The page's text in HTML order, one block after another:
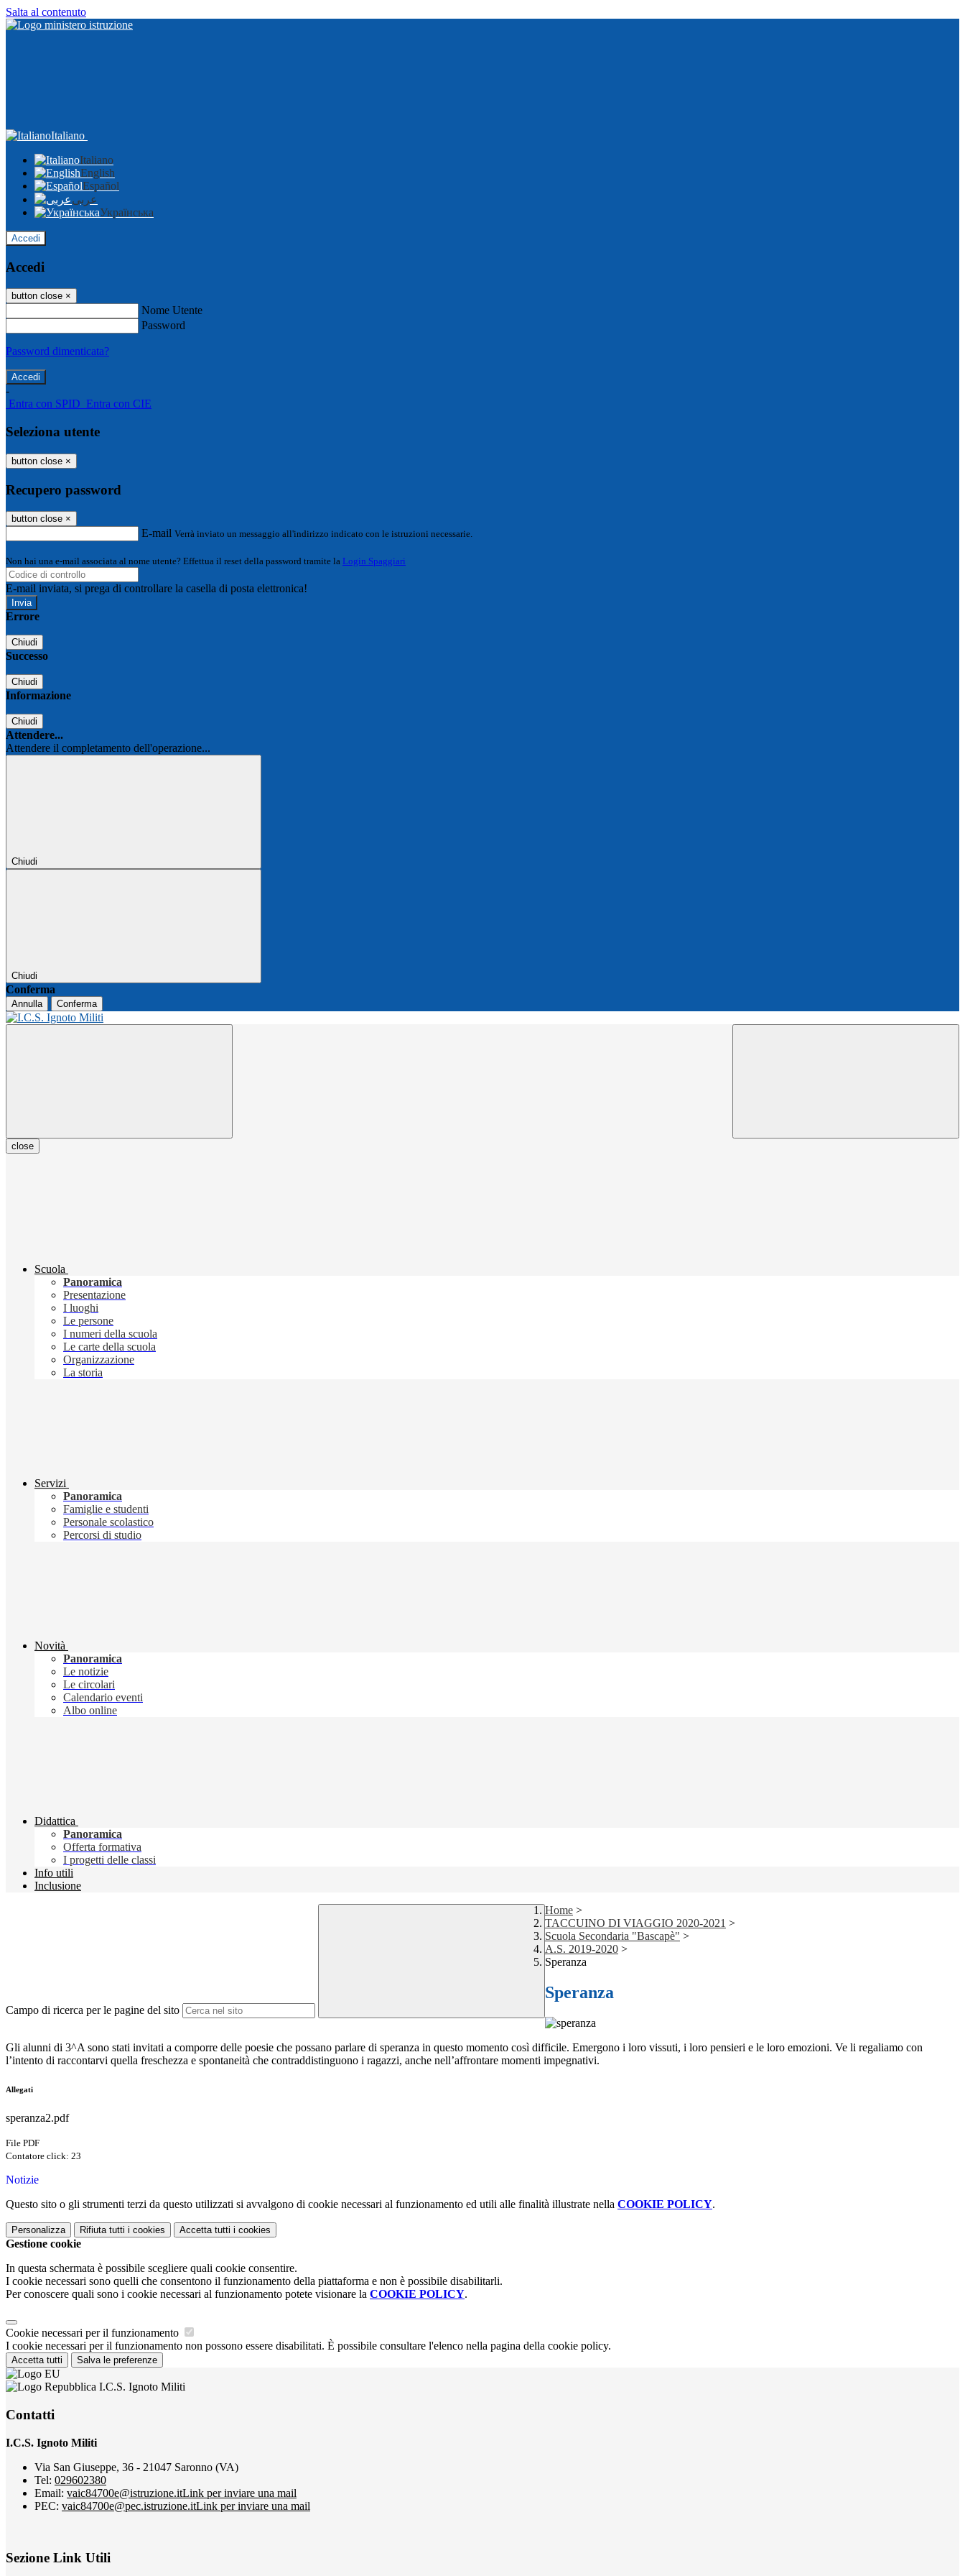
Salta al contenuto
Italiano
Italiano
English
Español
عربى
Українська
Accedi
Accedi
button close ×
Nome Utente
Password
Password dimenticata?
-
Entra con SPID Entra con CIE
Seleziona utente
button close ×
Recupero password
button close ×
E-mail Verrà inviato un messaggio all'indirizzo indicato con le istruzioni necessarie.
Non hai una e-mail associata al nome utente? Effettua il reset della password tramite la Login Spaggiari
E-mail inviata, si prega di controllare la casella di posta elettronica!
Errore
Chiudi
Successo
Chiudi
Informazione
Chiudi
Attendere...
Attendere il completamento dell'operazione...
Chiudi
Chiudi
Conferma
Annulla Conferma
close
Scuola
Panoramica
Presentazione
I luoghi
Le persone
I numeri della scuola
Le carte della scuola
Organizzazione
La storia
Servizi
Panoramica
Famiglie e studenti
Personale scolastico
Percorsi di studio
Novità
Panoramica
Le notizie
Le circolari
Calendario eventi
Albo online
Didattica
Panoramica
Offerta formativa
I progetti delle classi
Info utili
Inclusione
Campo di ricerca per le pagine del sito
Home >
TACCUINO DI VIAGGIO 2020-2021 >
Scuola Secondaria "Bascapè" >
A.S. 2019-2020 >
Speranza
Speranza
Gli alunni di 3^A sono stati invitati a comporre delle poesie che possano parlare di speranza in questo momento così difficile. Emergono i loro vissuti, i loro pensieri e le loro emozioni. Ve li regaliamo con
l’intento di raccontarvi quella freschezza e spontaneità che contraddistinguono i ragazzi, anche nell’affrontare momenti impegnativi.
Allegati
speranza2.pdf
File PDF
Contatore click: 23
Notizie
Questo sito o gli strumenti terzi da questo utilizzati si avvalgono di cookie necessari al funzionamento ed utili alle finalità illustrate nella COOKIE POLICY.
Personalizza Rifiuta tutti i cookies Accetta tutti i cookies
Gestione cookie
In questa schermata è possibile scegliere quali cookie consentire.
I cookie necessari sono quelli che consentono il funzionamento della piattaforma e non è possibile disabilitarli.
Per conoscere quali sono i cookie necessari al funzionamento potete visionare la COOKIE POLICY.
Cookie necessari per il funzionamento
I cookie necessari per il funzionamento non possono essere disabilitati. È possibile consultare l'elenco nella pagina della cookie policy.
Accetta tutti Salva le preferenze
I.C.S. Ignoto Militi
Contatti
I.C.S. Ignoto Militi
Via San Giuseppe, 36 - 21047 Saronno (VA)
Tel: 029602380
Email: vaic84700e@istruzione.itLink per inviare una mail
PEC: vaic84700e@pec.istruzione.itLink per inviare una mail
Sezione Link Utili